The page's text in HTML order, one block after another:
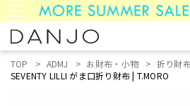
TOP ADMJ お財布・小物
折り財
SEVENTY LILLI がま口折り財布 | T.MORO